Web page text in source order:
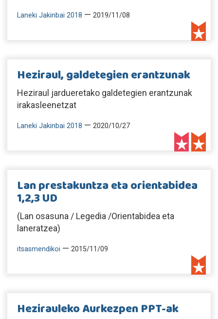
Laneki Jakinbai 2018 — 2019/11/08
Heziraul, galdetegien erantzunak
Heziraul jardueretako galdetegien erantzunak
irakasleenetzat
Laneki Jakinbai 2018 — 2020/10/27
Lan prestakuntza eta orientabidea
1,2,3 UD
(Lan osasuna / Legedia /Orientabidea eta
laneratzea)
itsasmendikoi — 2015/11/09
Hezirauleko Aurkezpen PPT-ak